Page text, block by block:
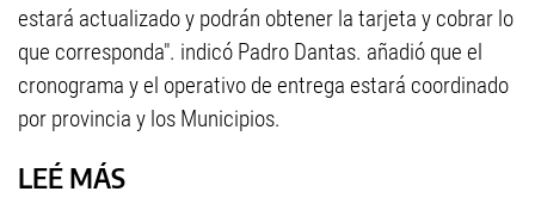
estará actualizado y podrán obtener la tarjeta y cobrar lo
que corresponda". indicó Padro Dantas. añadió que el
cronograma y el operativo de entrega estará coordinado
por provincia y los Municipios.
LEÉ MÁS